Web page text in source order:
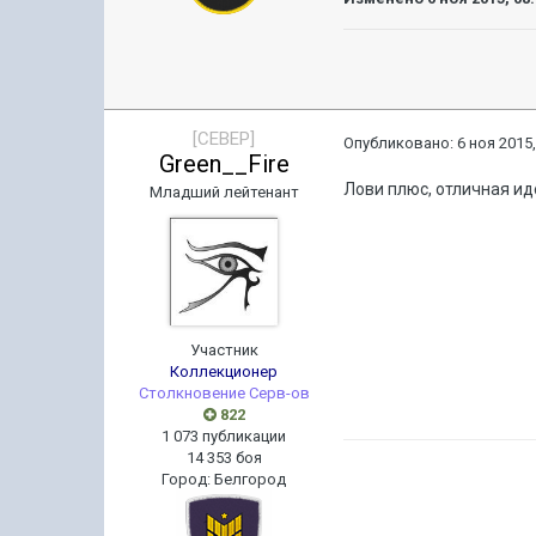
[CEBEP]
Green__Fire
Младший лейтенант
Участник
Коллекционер
Столкновение Серв-ов
822
1 073 публикации
14 353 боя
Город:Белгород
Опубликовано:6 ноя
Лови плюс, отличная